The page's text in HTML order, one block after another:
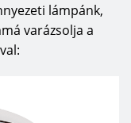
lámpánk,
varázsolja a